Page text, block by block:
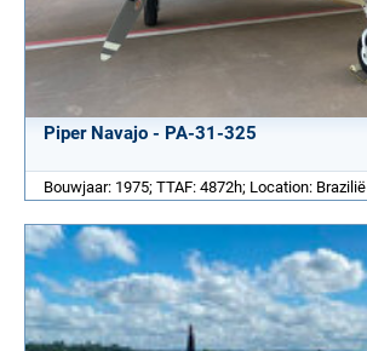
Piper Navajo - PA-31-325
Bouwjaar: 1975; TTAF: 4872h; Location: Brazilië